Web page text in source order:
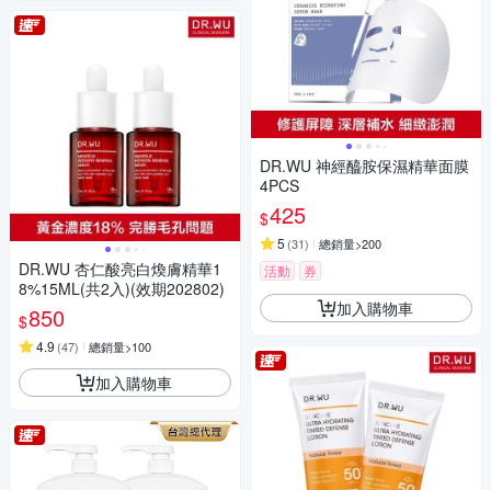
DR.WU 杏仁酸亮白煥膚精華1
8%15ML(共2入)(效期202802)
$850
4.9 (47) 總銷量>100
加入購物車
DR.WU 神經醯胺保濕精華面膜
4PCS
$425
5 (31) 總銷量>200
活動 券
加入購物車